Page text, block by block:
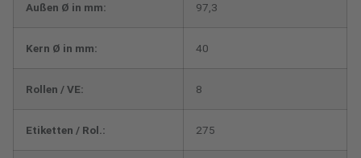
Außen Ø in mm: 97,3
Kern Ø in mm: 40
Rollen / VE: 8
Etiketten / Rol.: 275